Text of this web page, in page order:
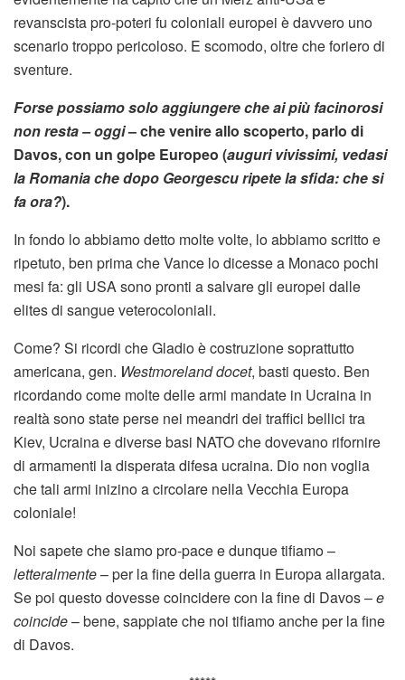
revanscista pro-poteri fu coloniali europei è davvero uno
scenario troppo pericoloso. E scomodo, oltre che foriero di
sventure.
Forse possiamo solo aggiungere che ai più facinorosi
non resta – oggi– che venire allo scoperto, parlo di
Davos, con un golpe Europeo (auguri vivissimi, vedasi
la Romania che dopo Georgescu ripete la sfida: che si
fa ora?).
In fondo lo abbiamo detto molte volte, lo abbiamo scritto e
ripetuto, ben prima che Vance lo dicesse a Monaco pochi
mesi fa: gli USA sono pronti a salvare gli europei dalle
elites di sangue veterocoloniali.
Come? Si ricordi che Gladio è costruzione soprattutto
americana, gen. Westmorelanddocet, basti questo. Ben
ricordando come molte delle armi mandate in Ucraina in
realtà sono state perse nei meandri dei traffici bellici tra
Kiev, Ucraina e diverse basi NATO che dovevano rifornire
di armamenti la disperata difesa ucraina. Dio non voglia
che tali armi inizino a circolare nella Vecchia Europa
coloniale!
Noi sapete che siamo pro-pace e dunque tifiamo –
letteralmente– per la fine della guerra in Europa allargata.
Se poi questo dovesse coincidere con la fine di Davos –e
coincide– bene, sappiate che noi tifiamo anche per la fine
di Davos.